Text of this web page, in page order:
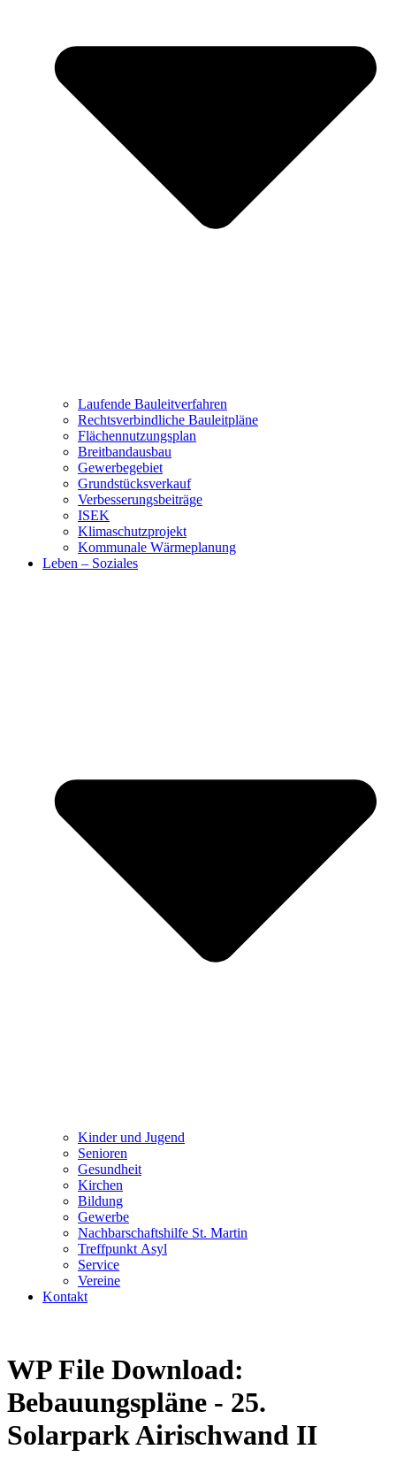
Laufende Bauleitverfahren
Rechtsverbindliche Bauleitpläne
Flächennutzungsplan
Breitbandausbau
Gewerbegebiet
Grundstücksverkauf
Verbesserungsbeiträge
ISEK
Klimaschutzprojekt
Kommunale Wärmeplanung
Leben – Soziales
Kinder und Jugend
Senioren
Gesundheit
Kirchen
Bildung
Gewerbe
Nachbarschaftshilfe St. Martin
Treffpunkt Asyl
Service
Vereine
Kontakt
WP File Download:
Bebauungspläne - 25.
Solarpark Airischwand II